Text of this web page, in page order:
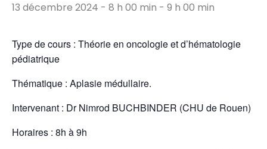
13 décembre 2024 - 8 h 00 min - 9 h 00 min
Type de cours : Théorie en oncologie et d’hématologie
pédiatrique
Thématique : Aplasie médullaire.
Intervenant : Dr Nimrod BUCHBINDER (CHU de Rouen)
Horaires : 8h à 9h